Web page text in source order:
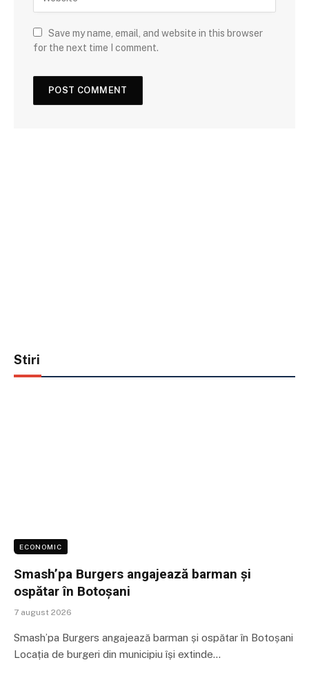
Save my name, email, and website in this browser
for the next time I comment.
Stiri
ECONOMIC
Smash’pa Burgers angajează barman și
ospătar în Botoșani
7 august 2026
Smash’pa Burgers angajează barman și ospătar în Botoșani
Locația de burgeri din municipiu își extinde…